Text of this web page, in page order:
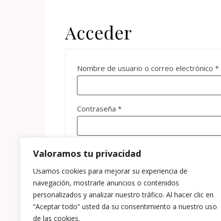
Valoramos tu privacidad
Usamos cookies para mejorar su experiencia de
navegación, mostrarle anuncios o contenidos
personalizados y analizar nuestro tráfico. Al hacer clic en
“Aceptar todo” usted da su consentimiento a nuestro uso
de las cookies.
Acceder
Nombre de usuario o correo electrónico *
Contraseña *
Recuérdame
¿Olvidaste la contraseña?